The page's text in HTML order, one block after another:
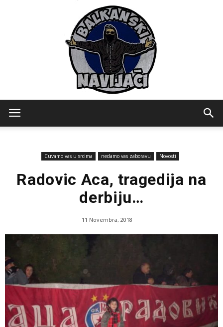
Cuvamo vas u srcima nedamo vas zaboravu Novosti
Radovic Aca, tragedija na
derbiju…
11 Novembra, 2018